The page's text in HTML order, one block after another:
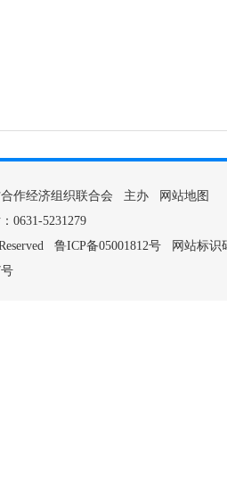
作经济组织联合会 主办
网站地图
0631-5231279
鲁ICP备05001812号 网站标识